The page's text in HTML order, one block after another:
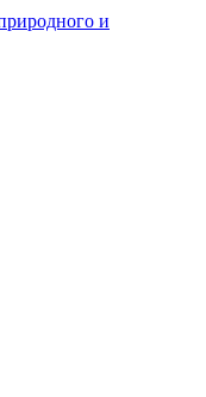
и